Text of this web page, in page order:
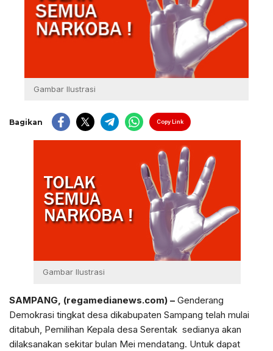
Gambar Ilustrasi
Bagikan Copy Link
Gambar Ilustrasi
SAMPANG, (regamedianews.com) – Genderang
Demokrasi tingkat desa dikabupaten Sampang telah mulai
ditabuh, Pemilihan Kepala desa Serentak sedianya akan
dilaksanakan sekitar bulan Mei mendatang. Untuk dapat